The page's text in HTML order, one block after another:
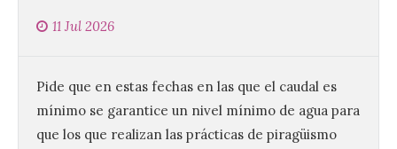
11 Jul 2026
Pide que en estas fechas en las que el caudal es
mínimo se garantice un nivel mínimo de agua para
que los que realizan las prácticas de piragüismo